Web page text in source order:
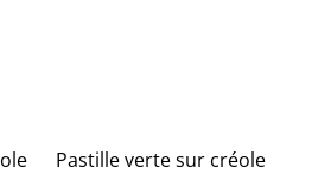
Pastille verte sur créole